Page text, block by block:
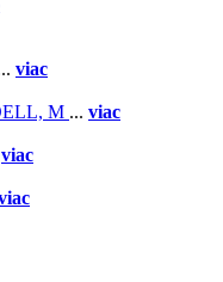
viac
M ... viac
viac